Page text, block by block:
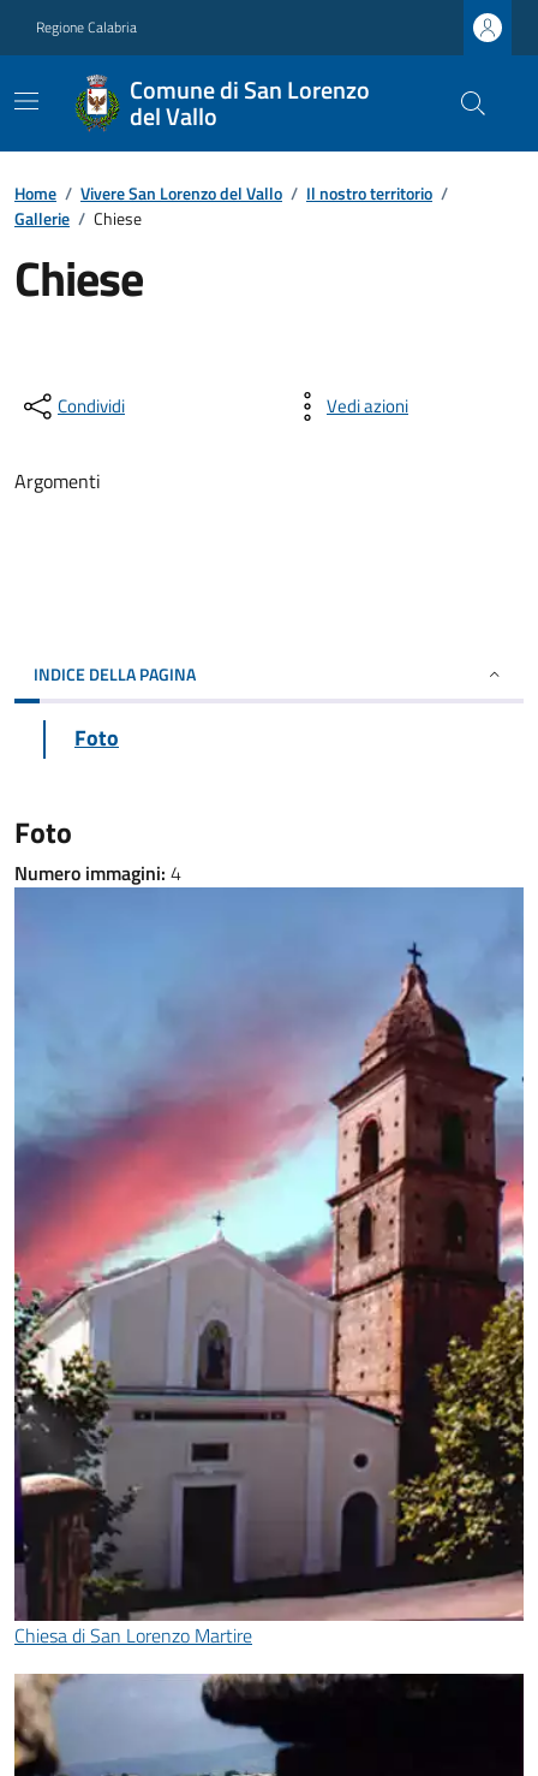
Regione Calabria
Comune di San Lorenzo
del Vallo
Home / Vivere San Lorenzo del Vallo / Il nostro territorio /
Gallerie / Chiese
Chiese
Condividi Vedi azioni
Argomenti
INDICE DELLA PAGINA
Foto
Foto
Numero immagini: 4
Chiesa di San Lorenzo Martire